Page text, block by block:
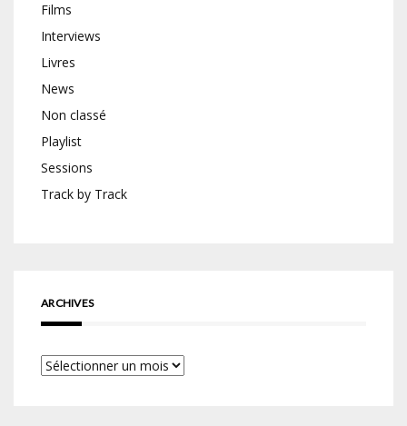
Films
Interviews
Livres
News
Non classé
Playlist
Sessions
Track by Track
ARCHIVES
Archives